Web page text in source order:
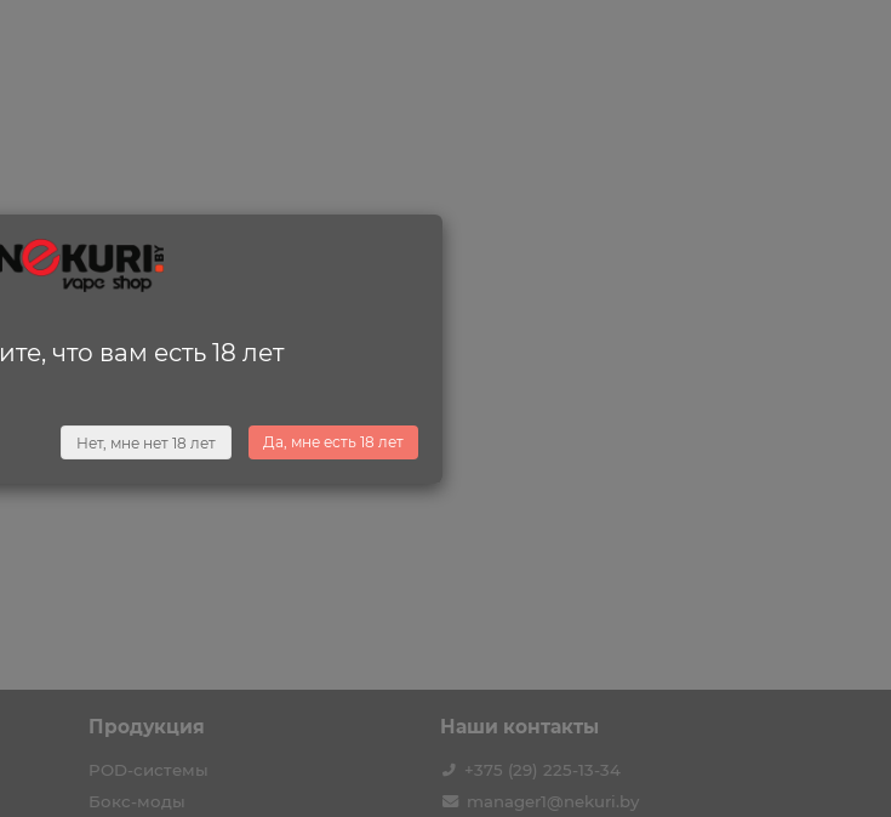
что вам есть 18 лет
Нет, мне нет 18 лет Да, мне есть 18 лет
Продукция
POD-системы
Бокс-моды
Наши контакты
+375 (29) 225-13-34
manager1@nekuri.by